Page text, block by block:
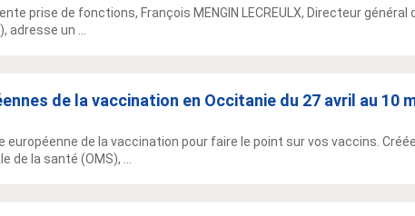
prise de fonctions, François MENGIN LECREULX, Directeur général
adresse un ...
de la vaccination en Occitanie du 27 avril au 10
européenne de la vaccination pour faire le point sur vos vaccins.
de la santé (OMS), ...